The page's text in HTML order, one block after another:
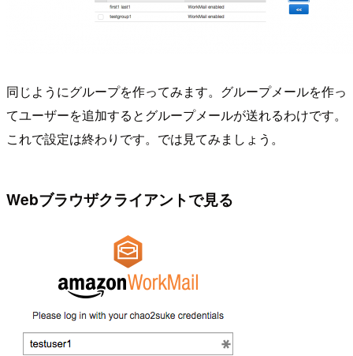
同じようにグループを作ってみます。グループメールを作っ
てユーザーを追加するとグループメールが送れるわけです。
これで設定は終わりです。では見てみましょう。
Webブラウザクライアントで見る